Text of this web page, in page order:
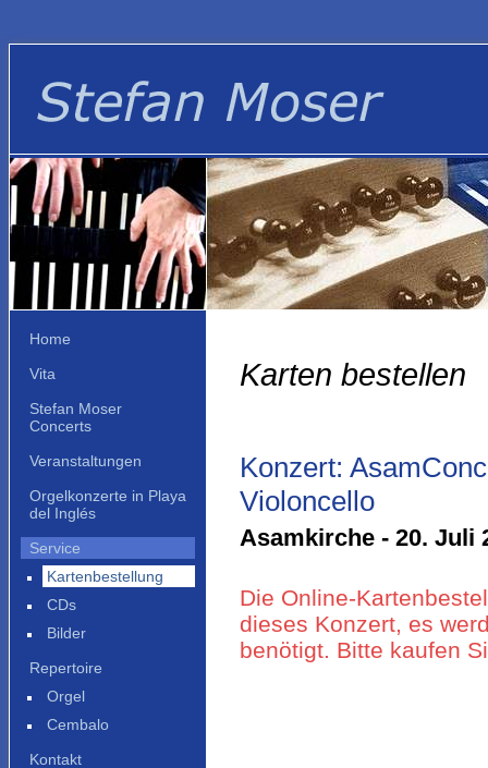
Karten bestellen
Konzert:
Violoncello
Asamkirche - 20. Juli
Die Online-
dieses Konzert, es
benötigt. Bitte kaufen
Home
Vita
Stefan Moser
Concerts
Veranstaltungen
Orgelkonzerte in Playa
del Inglés
Service
Kartenbestellung
CDs
Bilder
Repertoire
Orgel
Cembalo
Kontakt